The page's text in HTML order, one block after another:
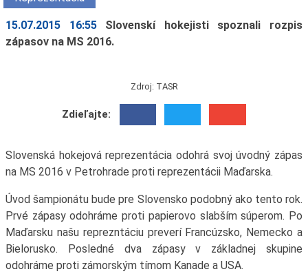
15.07.2015 16:55
Slovenskí hokejisti spoznali rozpis
zápasov na MS 2016.
Zdroj: TASR
Zdieľajte:
Slovenská hokejová reprezentácia odohrá svoj úvodný zápas
na MS 2016 v Petrohrade proti reprezentácii Maďarska.
Úvod šampionátu bude pre Slovensko podobný ako tento rok.
Prvé zápasy odohráme proti papierovo slabším súperom. Po
Maďarsku našu reprezntáciu preverí Francúzsko, Nemecko a
Bielorusko. Posledné dva zápasy v základnej skupine
odohráme proti zámorským tímom Kanade a USA.